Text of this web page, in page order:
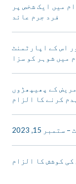
میں ایک شخص پر
فرد جرم عائد
اس کے اپارٹمنٹ
میں شوہر کو سزا
کے پھیپھڑوں
کرنے کا الزام
15, 2023
کوشش کا الزام